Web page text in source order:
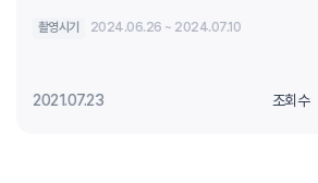
촬영시기 2024.06.26 ~ 2024.07.10
2021.07.23 조회수